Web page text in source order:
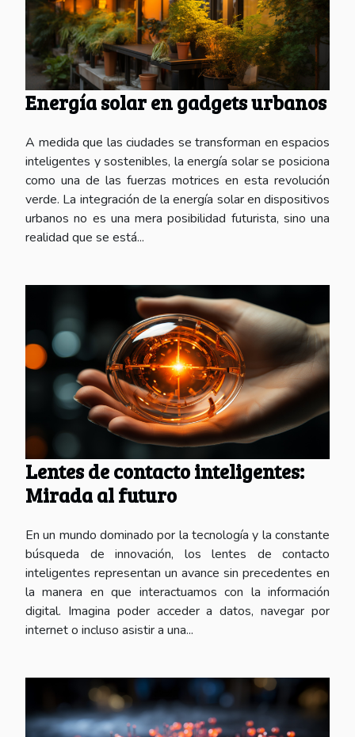
Energía solar en gadgets urbanos
A medida que las ciudades se transforman en espacios
inteligentes y sostenibles, la energía solar se posiciona
como una de las fuerzas motrices en esta revolución
verde. La integración de la energía solar en dispositivos
urbanos no es una mera posibilidad futurista, sino una
realidad que se está...
Lentes de contacto inteligentes:
Mirada al futuro
En un mundo dominado por la tecnología y la constante
búsqueda de innovación, los lentes de contacto
inteligentes representan un avance sin precedentes en
la manera en que interactuamos con la información
digital. Imagina poder acceder a datos, navegar por
internet o incluso asistir a una...